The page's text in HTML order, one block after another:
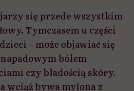
się przede wszystkim
Tymczasem u części
– może objawiać się
bólem
czy bladością skóry.
wciąż bywa mylona z